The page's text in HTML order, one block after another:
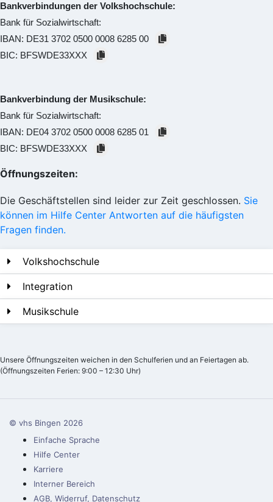
Bankverbindungen der Volkshochschule:
Bank für Sozialwirtschaft:
IBAN: DE31 3702 0500 0008 6285 00
BIC: BFSWDE33XXX
Bankverbindung der Musikschule:
Bank für Sozialwirtschaft:
IBAN: DE04 3702 0500 0008 6285 01
BIC: BFSWDE33XXX
Öffnungszeiten:
Die Geschäftstellen sind leider zur Zeit geschlossen. Sie
können im Hilfe Center Antworten auf die häufigsten
Fragen finden.
Volkshochschule
Integration
Musikschule
Unsere Öffnungszeiten weichen in den Schulferien und an Feiertagen ab.
(Öffnungszeiten Ferien: 9:00 – 12:30 Uhr)
© vhs Bingen 2026
Einfache Sprache
Hilfe Center
Karriere
Interner Bereich
AGB, Widerruf, Datenschutz